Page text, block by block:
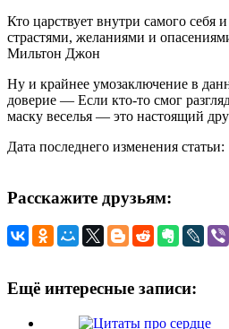
Кто царствует внутри самого себя
страстями, желаниями и
Мильтон Джон
Ну и крайнее умозаключение в
доверие — Если кто-то смог
маску веселья — это настоящий
Дата последнего изменения
Расскажите друзьям:
Ещё интересные записи: